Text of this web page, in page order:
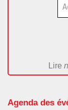
Lire
Agenda des